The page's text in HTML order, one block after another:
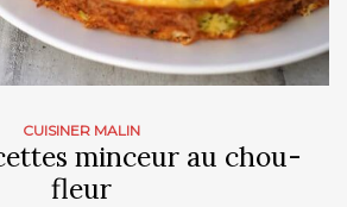
CUISINER MALIN
minceur au chou-
fleur